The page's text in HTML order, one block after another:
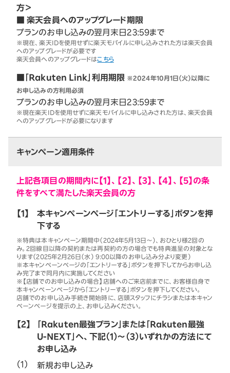
方＞
■ 楽天会員へのアップグレード期限
プランのお申し込みの翌月末日23:59まで
※現在、楽天IDを使用せずに楽天モバイルに申し込みされた方は楽天会員
へのアップグレードが必要です
楽天会員へのアップグレードはこちら
■「Rakuten Link」利用期限 ※2024年10月1日（火）以降に
お申し込みの方利用必須
プランのお申し込みの翌月末日23:59まで
※現在楽天IDを使用せずに楽天モバイルに申し込みされた方は、楽天会員
へのアップグレードが必要になります
キャンペーン適用条件
上記各項目の期間内に【1】、【2】、【3】、【4】、【5】の条
件をすべて満たした楽天会員の方
【1】
本キャンペーンページ「エントリーする」ボタンを押
下する
※特典は本キャンペーン期間中（2024年5月13日～）、おひとり様2回の
み。2回線目以降の契約または再契約の方の場合でも特典進呈の対象とな
ります（2025年2月26日（水） 9:00以降のお申し込み分より変更）
※本キャンペーンページの「エントリーする」ボタンを押下してからお申し込
み完了まで同月内に実施してください
※【店舗でのお申し込みの場合】店舗へのご来店前までに、お客様自身で
本キャンペーンページから「エントリーする」ボタンを押下してください。
店舗でのお申し込み手続き開始時に、店頭スタッフにチラシまたは本キャン
ペーンページを提示の上、お申し込みください。
【2】
「Rakuten最強プラン」または「Rakuten最強
U-NEXT」へ、下記（1）～（3）いずれかの方法にて
お申し込み
新規お申し込み